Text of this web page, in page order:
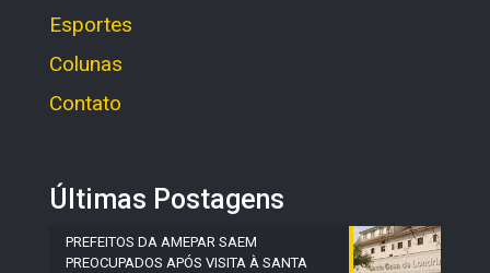
Esportes
Colunas
Contato
Últimas Postagens
PREFEITOS DA AMEPAR SAEM
PREOCUPADOS APÓS VISITA À SANTA